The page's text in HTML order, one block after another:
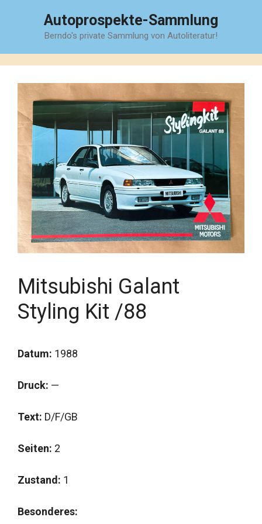
Autoprospekte-Sammlung
Berndo's private Sammlung von Autoliteratur!
Mitsubishi Galant
Styling Kit /88
Datum: 1988
Druck: —
Text: D/F/GB
Seiten: 2
Zustand: 1
Besonderes: